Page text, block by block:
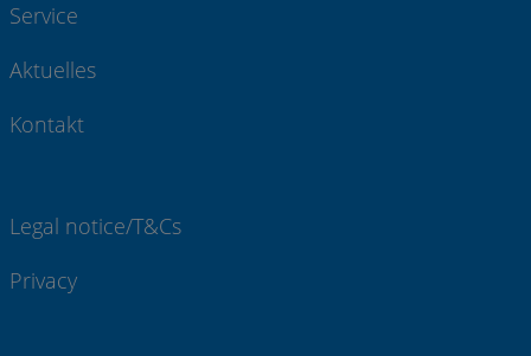
Service
Aktuelles
Kontakt
Legal notice/T&Cs
Privacy